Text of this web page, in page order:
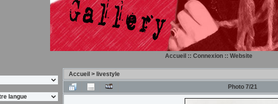
Accueil :: Connexion :: Website
Accueil > livestyle
Photo 7/21